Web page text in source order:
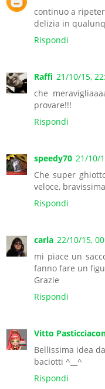
continuo a
delizia in
Rispondi
Raffi 21/10/15,
che
provare!!!
Rispondi
speedy70 21/10/
Che super
veloce,
Rispondi
carla 22/10/15,
mi piace un
fanno fare un
Grazie
Rispondi
Vitto
Bellissima idea
baciotti ^__^
Rispondi